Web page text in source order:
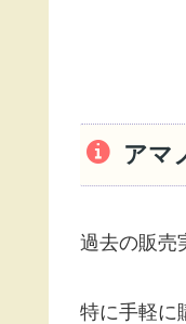
アマ
過去の販売
特に手軽に